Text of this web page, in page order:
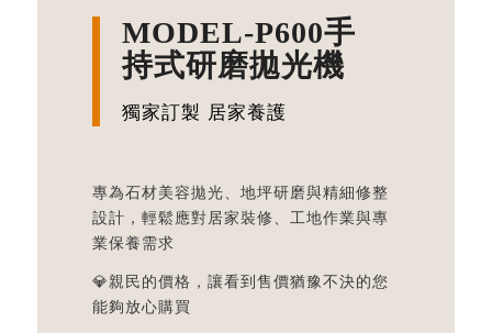
MODEL-P600手
持式研磨拋光機
獨家訂製 居家養護
專為石材美容拋光、地坪研磨與精細修整
設計，輕鬆應對居家裝修、工地作業與專
業保養需求
💎親民的價格，讓看到售價猶豫不決的您
能夠放心購買